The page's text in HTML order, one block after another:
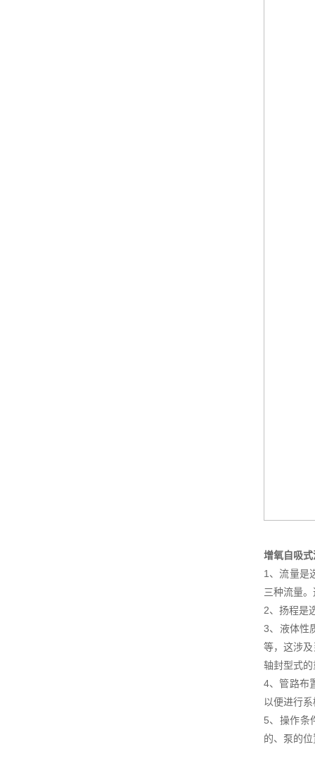
增氧自吸
1、流量是
三种流量
2、扬程是
3、液体性
等，这涉
轴封型式
4、管路布
以便进行
5、操作条
的、泵的